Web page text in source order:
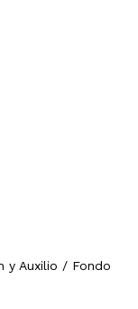
y Auxilio / Fondo